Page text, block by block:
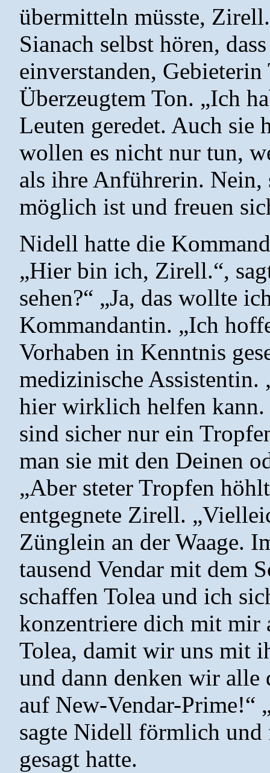
übermitteln müsste,
Sianach selbst hören,
einverstanden,
Überzeugtem Ton. „Ich
Leuten geredet. Auch sie
wollen es nicht nur tun,
als ihre Anführerin. Nein,
möglich ist und freuen
Nidell hatte die
„Hier bin ich, Zirell.“,
sehen?“ „Ja, das wollte
Kommandantin. „Ich
Vorhaben in Kenntnis
medizinische
hier wirklich helfen
sind sicher nur ein
man sie mit den Deinen
„Aber steter Tropfen
entgegnete Zirell.
Zünglein an der Waage.
tausend Vendar mit dem
schaffen Tolea und ich
konzentriere dich mit mir
Tolea, damit wir uns mit
und dann denken wir alle
auf New-Vendar-Prime!“
sagte Nidell förmlich und
gesagt hatte.